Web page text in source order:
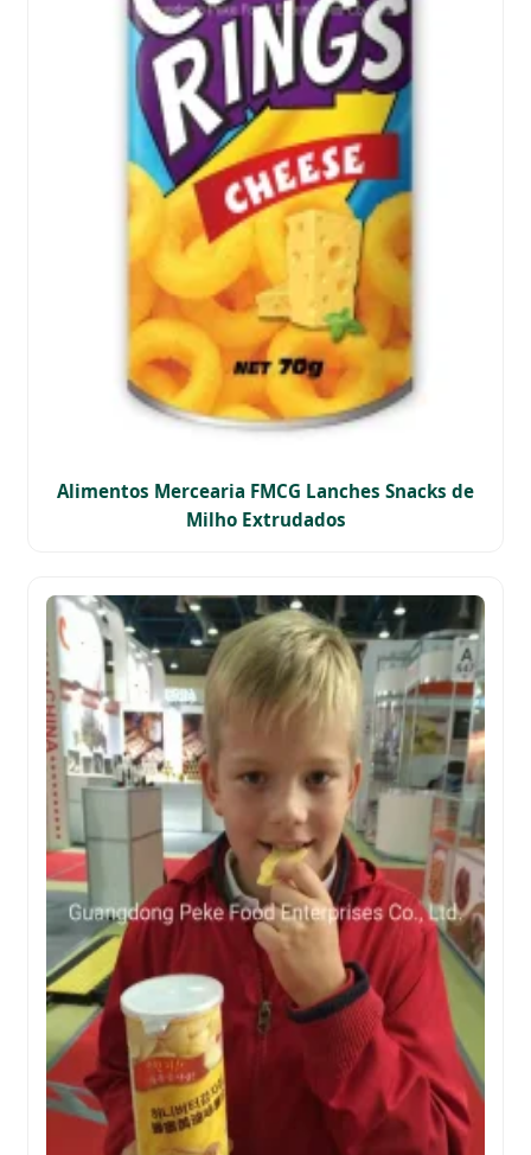
Alimentos Mercearia FMCG Lanches Snacks de
Milho Extrudados